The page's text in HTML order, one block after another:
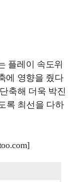
플레이 속도위
에 영향을 줬다
축해 더욱 박진
록 최선을 다하